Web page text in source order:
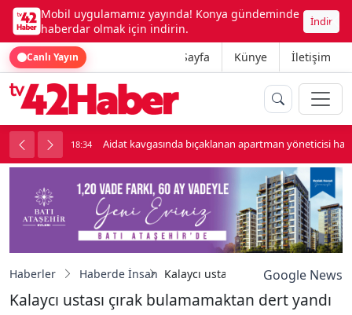
Mobil uygulamamız yayında! Konya gündeminde
haberdar olmak için indirin.
İndir
Canlı Yayın Ana Sayfa Künye İletişim
18:34 Aidat kavgasında bıçaklanan apartman yöneticisi
Haberler Haberde İnsan Kalaycı ustası çırak bulamamaktan
Google News
Kalaycı ustası çırak bulamamaktan dert yandı